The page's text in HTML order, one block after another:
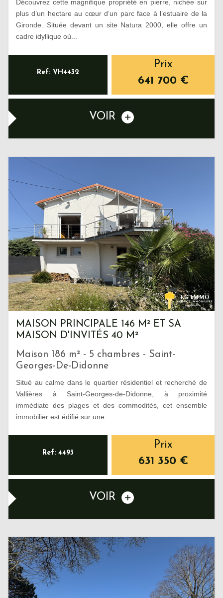
Découvrez cette magnifique propriété en pierre, nichée sur
plus d’un hectare au cœur d’un parc face à l’estuaire de la
Gironde. Située devant un site Natura 2000, elle offre un
cadre idyllique où...
Ref: VH4432
Prix
641 700 €
VOIR
MAISON PRINCIPALE 146 M² ET SA
MAISON D'INVITÉS 40 M²
Maison 186 m² - 5 chambres - Saint-
Georges-De-Didonne
Situé au calme dans le quartier résidentiel et recherché de
Vallières à Saint-Georges-de-Didonne, à proximité
immédiate des plages et des commodités, cet ensemble
immobilier est édifié sur une...
Ref: 4493
Prix
631 350 €
VOIR